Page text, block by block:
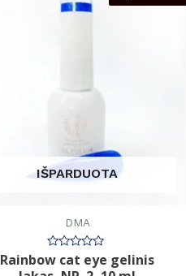
IŠPARDUOTA
DMA
Įvertinimas:
0
Rainbow cat eye gelinis